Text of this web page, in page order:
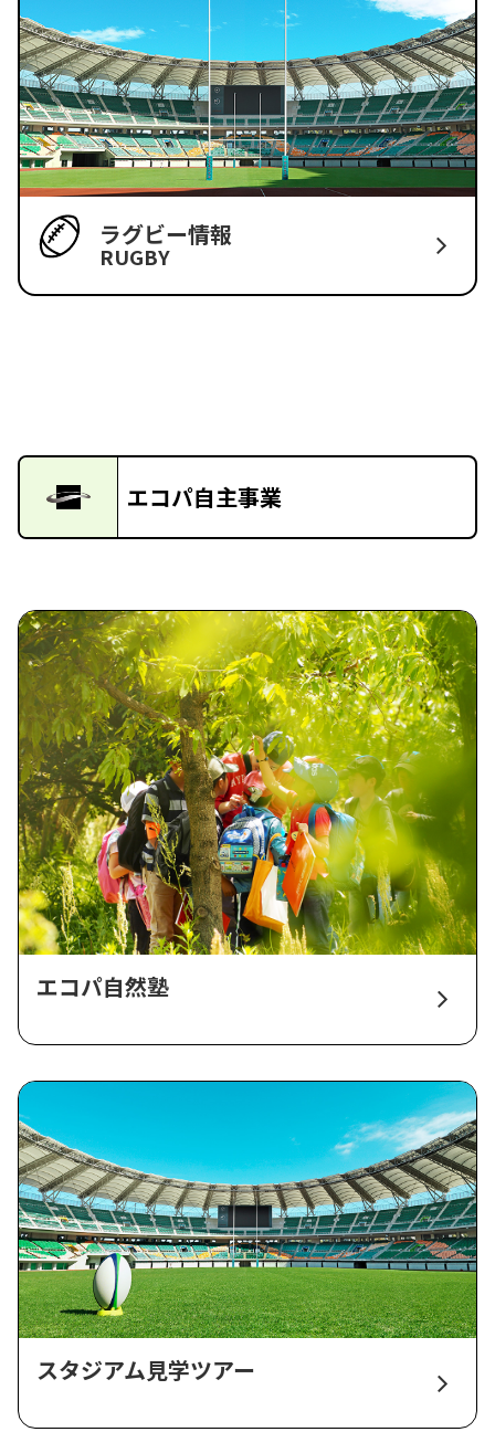
ラグビー情報
RUGBY
エコパ自主事業
エコパ自然塾
スタジアム見学ツアー